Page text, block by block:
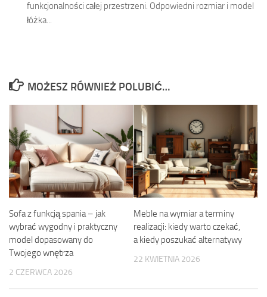
funkcjonalności całej przestrzeni. Odpowiedni rozmiar i model
łóżka...
MOŻESZ RÓWNIEŻ POLUBIĆ…
Sofa z funkcją spania – jak
wybrać wygodny i praktyczny
model dopasowany do
Twojego wnętrza
2 CZERWCA 2026
Meble na wymiar a terminy
realizacji: kiedy warto czekać,
a kiedy poszukać alternatywy
22 KWIETNIA 2026